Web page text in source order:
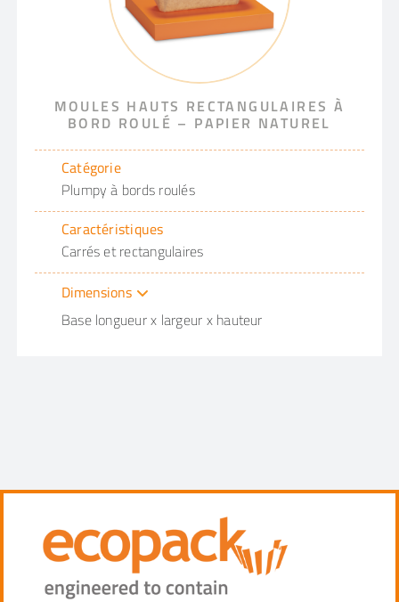
MOULES HAUTS RECTANGULAIRES À
BORD ROULÉ – PAPIER NATUREL
Catégorie
Plumpy à bords roulés
Caractéristiques
Carrés et rectangulaires
Dimensions
Base longueur x largeur x hauteur